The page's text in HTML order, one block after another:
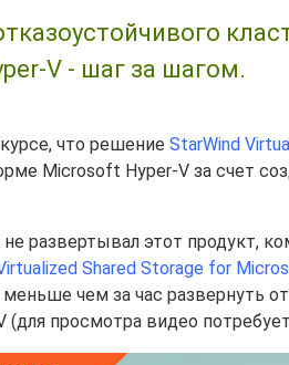
V - шаг за шагом.
что решение StarWind
Microsoft Hyper-V за счет
развертывал этот продукт,
Shared Storage for
чем за час развернуть
(для просмотра видео